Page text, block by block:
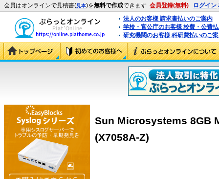
会員はオンラインで見積書(見本)を無料で作成できます 会員登録(無料) ログイン
法人のお客様 請求書払いのご案内
学校・官公庁のお客様 校費・公費
研究機関のお客様 科研費払いのご
Sun Microsystems 8GB
(X7058A-Z)